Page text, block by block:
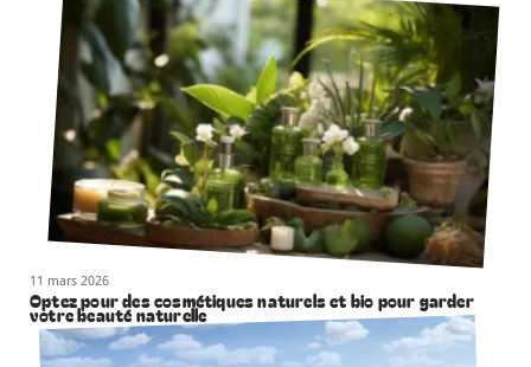
11 mars 2026
Optez pour des cosmétiques naturels et bio pour garder
votre beauté naturelle